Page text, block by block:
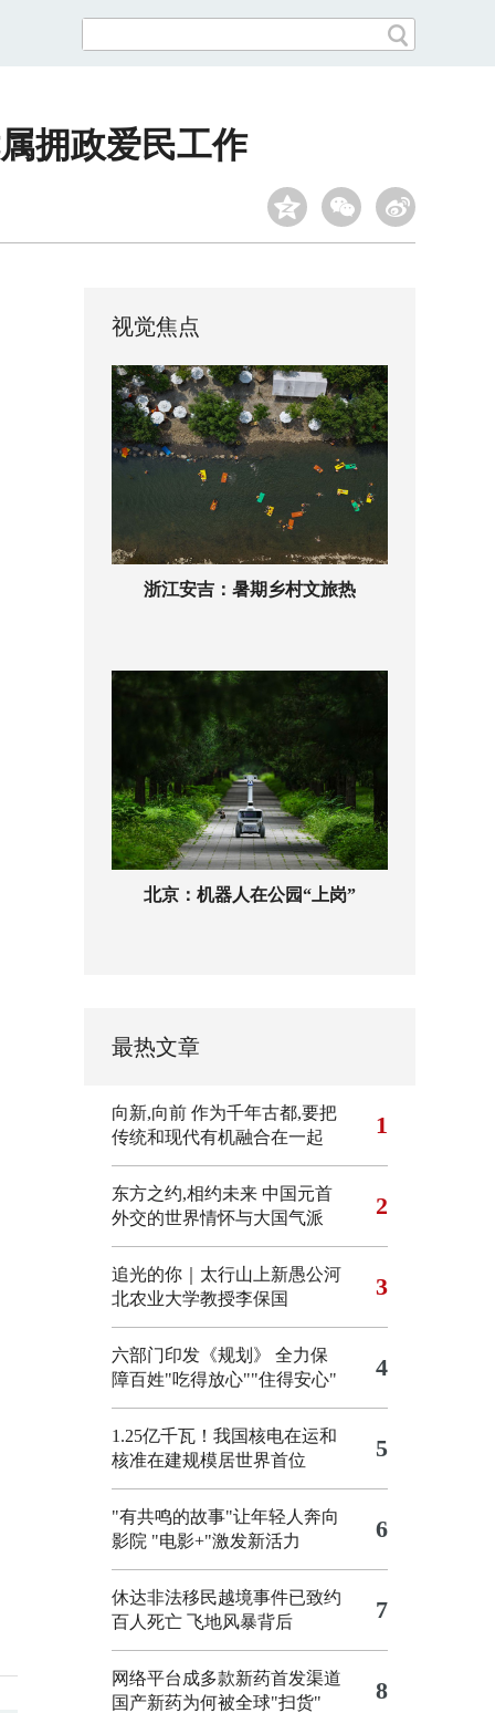
拥政爱民工作
视觉焦点
浙江安吉：暑期乡村文旅热
北京：机器人在公园“上岗”
最热文章
向新,向前 作为千年古都,要把
传统和现代有机融合在一起
1
东方之约,相约未来 中国元首
外交的世界情怀与大国气派
2
追光的你｜太行山上新愚公河
北农业大学教授李保国
3
六部门印发《规划》 全力保
障百姓"吃得放心""住得安心"
4
1.25亿千瓦！我国核电在运和
核准在建规模居世界首位
5
"有共鸣的故事"让年轻人奔向
影院 "电影+"激发新活力 6
休达非法移民越境事件已致约
百人死亡 飞地风暴背后 7
网络平台成多款新药首发渠道
国产新药为何被全球"扫货"
8